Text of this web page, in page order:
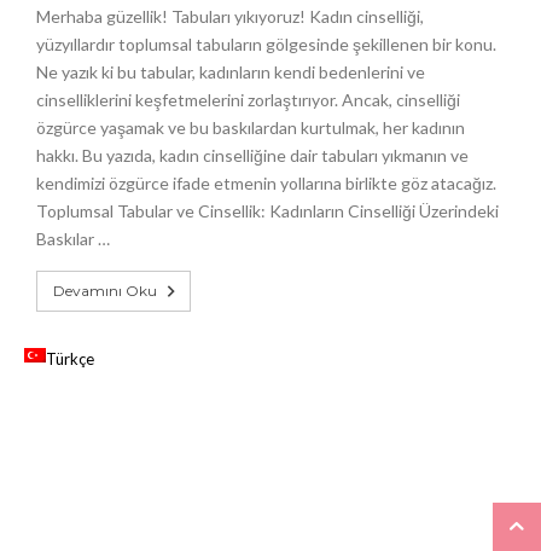
Merhaba güzellik! Tabuları yıkıyoruz! Kadın cinselliği,
yüzyıllardır toplumsal tabuların gölgesinde şekillenen bir konu.
Ne yazık ki bu tabular, kadınların kendi bedenlerini ve
cinselliklerini keşfetmelerini zorlaştırıyor. Ancak, cinselliği
özgürce yaşamak ve bu baskılardan kurtulmak, her kadının
hakkı. Bu yazıda, kadın cinselliğine dair tabuları yıkmanın ve
kendimizi özgürce ifade etmenin yollarına birlikte göz atacağız.
Toplumsal Tabular ve Cinsellik: Kadınların Cinselliği Üzerindeki
Baskılar …
Devamını Oku
Türkçe